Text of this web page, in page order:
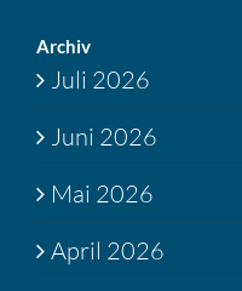
Archiv
Juli 2026
Juni 2026
Mai 2026
April 2026